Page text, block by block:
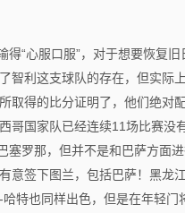
得“心服口服”，对于想要恢复
智利这支球队的存在，但实际
取得的比分证明了，他们绝对
哥国家队已经连续11场比赛没
塞罗那，但并不是和巴萨方面
意签下图兰，包括巴萨！黑龙
特也同样出色，但是在年轻